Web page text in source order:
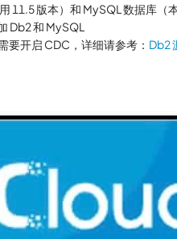
11.5 版本）和 MySQL 数据库（
Db2 和 MySQL
要开启 CDC，详细请参考： Db2